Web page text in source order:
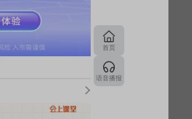
首页
语音播报